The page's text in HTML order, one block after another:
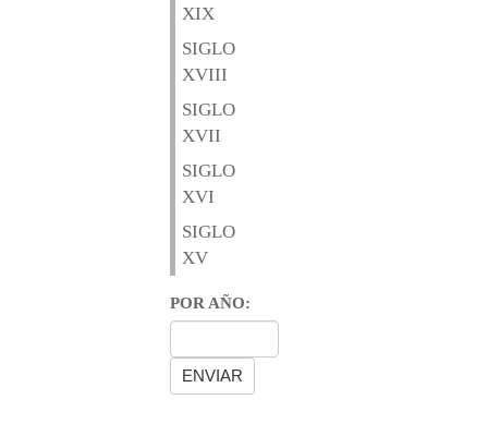
XIX
SIGLO
XVIII
SIGLO
XVII
SIGLO
XVI
SIGLO
XV
POR AÑO: